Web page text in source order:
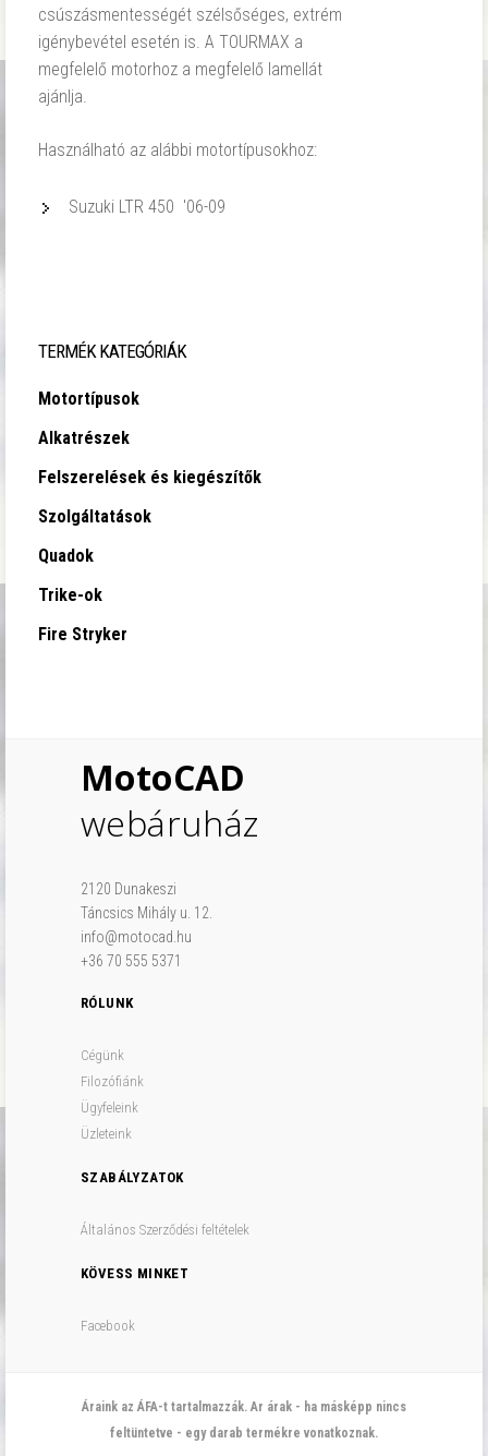
csúszásmentességét szélsőséges, extrém
igénybevétel esetén is. A TOURMAX a
megfelelő motorhoz a megfelelő lamellát
ajánlja.
Használható az alábbi motortípusokhoz:
Suzuki LTR 450 '06-09
TERMÉK KATEGÓRIÁK
Motortípusok
Alkatrészek
Felszerelések és kiegészítők
Szolgáltatások
Quadok
Trike-ok
Fire Stryker
MotoCAD
webáruház
2120 Dunakeszi
Táncsics Mihály u. 12.
info@motocad.hu
+36 70 555 5371
RÓLUNK
Cégünk
Filozófiánk
Ügyfeleink
Üzleteink
SZABÁLYZATOK
Általános Szerződési feltételek
KÖVESS MINKET
Facebook
Áraink az ÁFA-t tartalmazzák. Ar árak - ha másképp nincs
feltüntetve - egy darab termékre vonatkoznak.